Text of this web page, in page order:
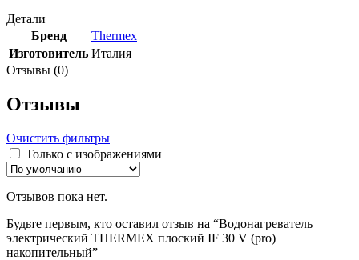
Детали
Бренд
Thermex
Изготовитель Италия
Отзывы (0)
Отзывы
Очистить фильтры
Только с изображениями
Отзывов пока нет.
Будьте первым, кто оставил отзыв на “Водонагреватель
электрический THERMEX плоский IF 30 V (pro)
накопительный”